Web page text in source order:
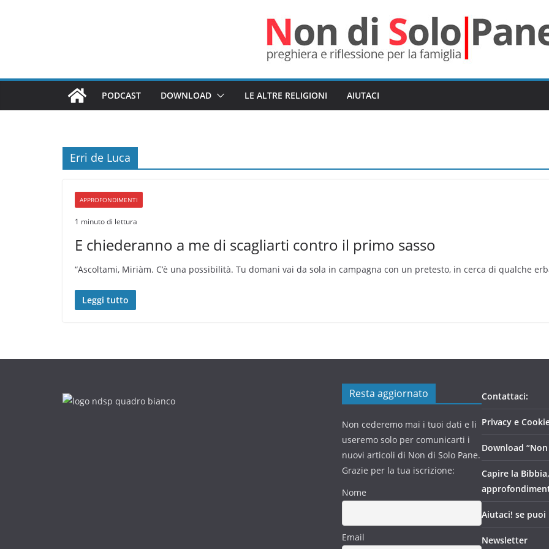
PODCAST DOWNLOAD LE ALTRE RELIGIONI AIUTACI
Erri de Luca
APPROFONDIMENTI
1 minuto di lettura
E chiederanno a me di scagliarti contro il primo sasso
“Ascoltami, Miriàm. C’è una possibilità. Tu domani vai da sola in campagna con un pretesto, in cerca di qualche
Leggi tutto
Resta aggiornato
Non cederemo mai i tuoi dati e li
useremo solo per comunicarti i
nuovi articoli di Non di Solo Pane.
Grazie per la tua iscrizione:
Nome
Email
Contattaci:
Privacy e
Download
Capire la
Aiutaci! se puoi
Newsletter